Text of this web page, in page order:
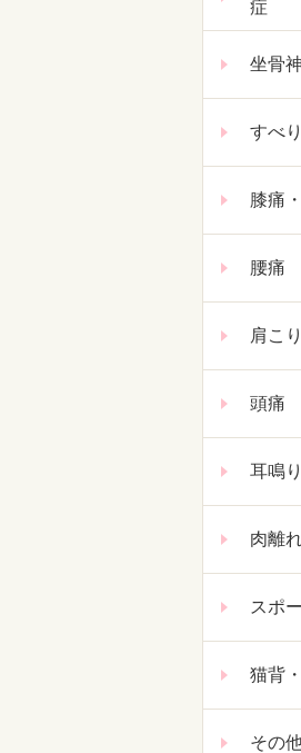
症
坐骨
すべ
膝痛
腰痛
肩こり
頭痛
耳鳴り
肉離
スポ
猫背
その